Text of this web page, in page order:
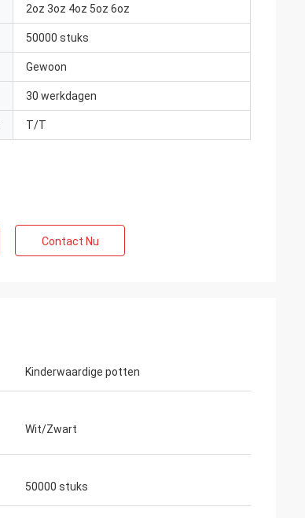
2oz 3oz 4oz 5oz 6oz
50000 stuks
Gewoon
30 werkdagen
T/T
Contact Nu
Kinderwaardige potten
Wit/Zwart
50000 stuks